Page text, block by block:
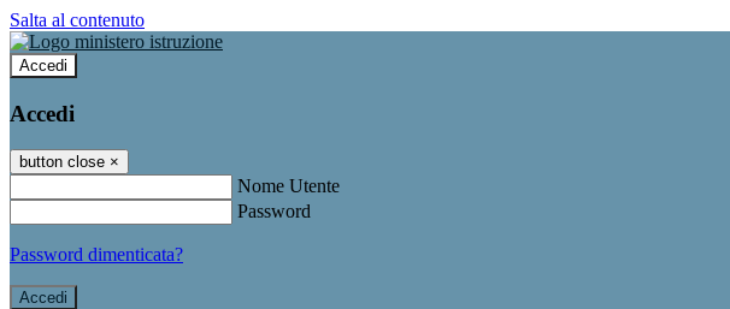
Salta al contenuto
Accedi
Accedi
button close ×
Nome Utente
Password
Password dimenticata?